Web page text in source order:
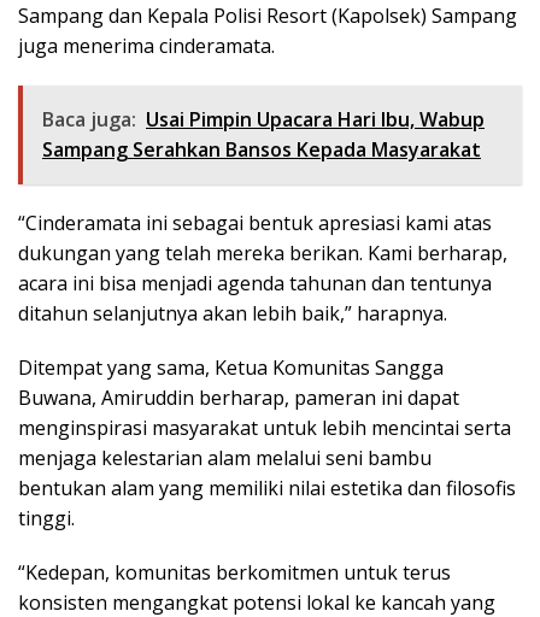
Sampang dan Kepala Polisi Resort (Kapolsek) Sampang
juga menerima cinderamata.
Baca juga: Usai Pimpin Upacara Hari Ibu, Wabup
Sampang Serahkan Bansos Kepada Masyarakat
“Cinderamata ini sebagai bentuk apresiasi kami atas
dukungan yang telah mereka berikan. Kami berharap,
acara ini bisa menjadi agenda tahunan dan tentunya
ditahun selanjutnya akan lebih baik,” harapnya.
Ditempat yang sama, Ketua Komunitas Sangga
Buwana, Amiruddin berharap, pameran ini dapat
menginspirasi masyarakat untuk lebih mencintai serta
menjaga kelestarian alam melalui seni bambu
bentukan alam yang memiliki nilai estetika dan filosofis
tinggi.
“Kedepan, komunitas berkomitmen untuk terus
konsisten mengangkat potensi lokal ke kancah yang